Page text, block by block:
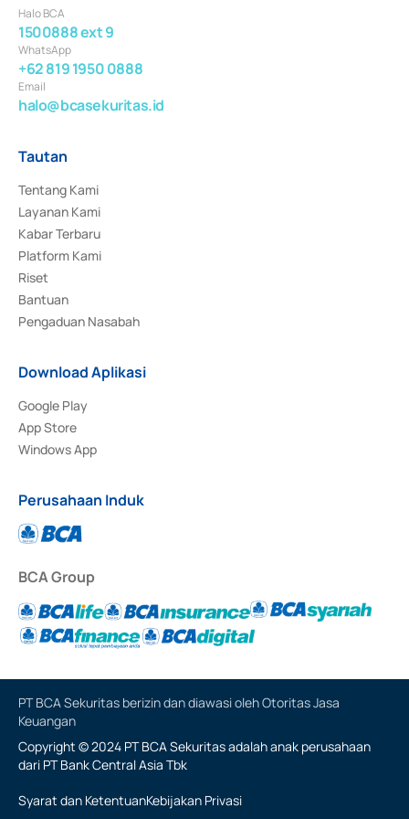
Halo BCA
1500888 ext 9
WhatsApp
+62 819 1950 0888
Email
halo@bcasekuritas.id
Tautan
Tentang Kami
Layanan Kami
Kabar Terbaru
Platform Kami
Riset
Bantuan
Pengaduan Nasabah
Download Aplikasi
Google Play
App Store
Windows App
Perusahaan Induk
BCA Group
PT BCA Sekuritas berizin dan diawasi oleh Otoritas Jasa
Keuangan
Copyright © 2024 PT BCA Sekuritas adalah anak perusahaan
dari PT Bank Central Asia Tbk
Syarat dan KetentuanKebijakan Privasi